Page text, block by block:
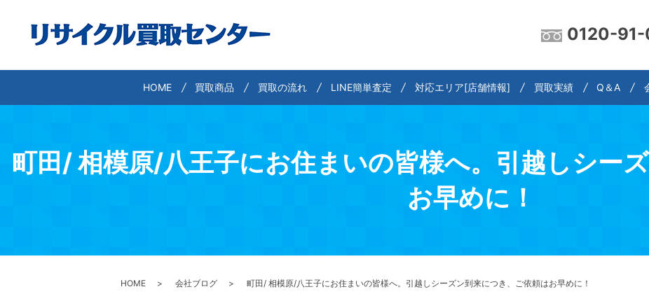
0120-
HOME 買取商品 買取の流れ LINE簡単査定 対応エリア[店舗情報] 買取実績 Q＆A
町田/ 相模原/八王子にお住まいの皆様へ。引越しシー
お早めに！
HOME 会社ブログ 町田/ 相模原/八王子にお住まいの皆様へ。引越しシーズン到来につき、ご依頼はお早めに！